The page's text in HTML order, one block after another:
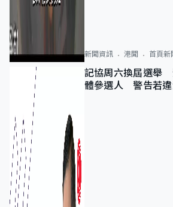
新聞資訊 港聞 首頁新
記協周六換屆選舉
體參選人 警告若違